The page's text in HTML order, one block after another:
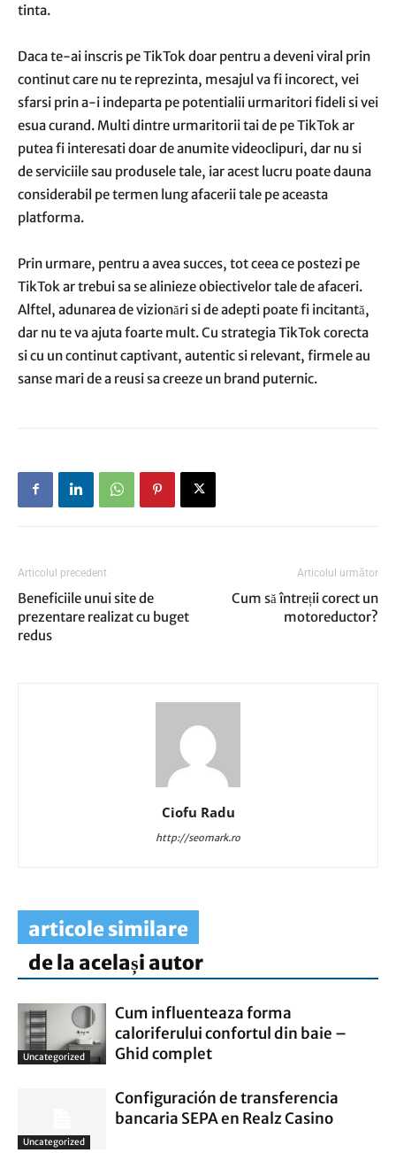
tinta.
Daca te-ai inscris pe TikTok doar pentru a deveni viral prin
continut care nu te reprezinta, mesajul va fi incorect, vei
sfarsi prin a-i indeparta pe potentialii urmaritori fideli si vei
esua curand. Multi dintre urmaritorii tai de pe TikTok ar
putea fi interesati doar de anumite videoclipuri, dar nu si
de serviciile sau produsele tale, iar acest lucru poate dauna
considerabil pe termen lung afacerii tale pe aceasta
platforma.
Prin urmare, pentru a avea succes, tot ceea ce postezi pe
TikTok ar trebui sa se alinieze obiectivelor tale de afaceri.
Alftel, adunarea de vizionări si de adepti poate fi incitantă,
dar nu te va ajuta foarte mult. Cu strategia TikTok corecta
si cu un continut captivant, autentic si relevant, firmele au
sanse mari de a reusi sa creeze un brand puternic.
Articolul precedent
Beneficiile unui site de
prezentare realizat cu buget
redus
Articolul următor
Cum să întreții corect un
motoreductor?
Ciofu Radu
http://seomark.ro
articole similare
de la același autor
Uncategorized
Cum influenteaza forma
caloriferului confortul din baie –
Ghid complet
Uncategorized
Configuración de transferencia
bancaria SEPA en Realz Casino